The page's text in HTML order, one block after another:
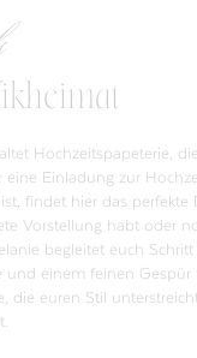
Hochzeitspapeterie,
eine Einladung zur
findet hier das perfekte
Vorstellung habt oder
begleitet euch Schritt
und einem feinen Gespür
die euren Stil